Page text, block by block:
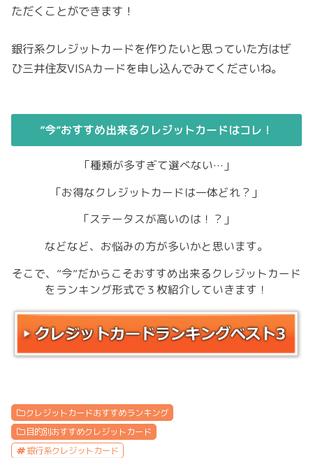
ただくことができます！
銀行系クレジットカードを作りたいと思っていた方はぜ
ひ三井住友VISAカードを申し込んでみてくださいね。
”今”おすすめ出来るクレジットカードはコレ！
「種類が多すぎて選べない…」
「お得なクレジットカードは一体どれ？」
「ステータスが高いのは！？」
などなど、お悩みの方が多いかと思います。
そこで、”今”だからこそおすすめ出来るクレジットカード
をランキング形式で３枚紹介していきます！
クレジットカードおすすめランキング
目的別おすすめクレジットカード
銀行系クレジットカード